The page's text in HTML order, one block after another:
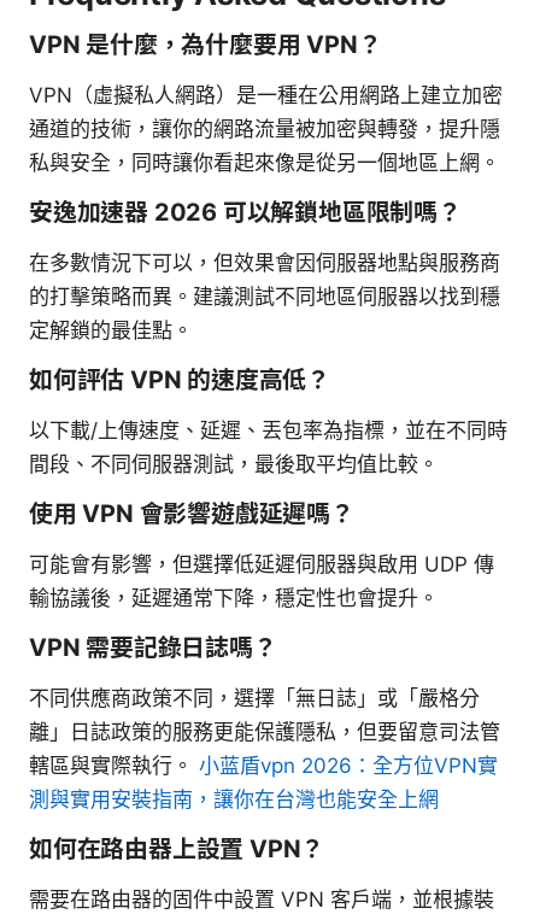
VPN 是什麼，為什麼要用 VPN？
VPN（虛擬私人網路）是一種在公用網路上建立加密
通道的技術，讓你的網路流量被加密與轉發，提升隱
私與安全，同時讓你看起來像是從另一個地區上網。
安逸加速器 2026 可以解鎖地區限制嗎？
在多數情況下可以，但效果會因伺服器地點與服務商
的打擊策略而異。建議測試不同地區伺服器以找到穩
定解鎖的最佳點。
如何評估 VPN 的速度高低？
以下載/上傳速度、延遲、丟包率為指標，並在不同時
間段、不同伺服器測試，最後取平均值比較。
使用 VPN 會影響遊戲延遲嗎？
可能會有影響，但選擇低延遲伺服器與啟用 UDP 傳
輸協議後，延遲通常下降，穩定性也會提升。
VPN 需要記錄日誌嗎？
不同供應商政策不同，選擇「無日誌」或「嚴格分
離」日誌政策的服務更能保護隱私，但要留意司法管
轄區與實際執行。 小蓝盾vpn 2026：全方位VPN實
測與實用安裝指南，讓你在台灣也能安全上網
如何在路由器上設置 VPN？
需要在路由器的固件中設置 VPN 客戶端，並根據裝